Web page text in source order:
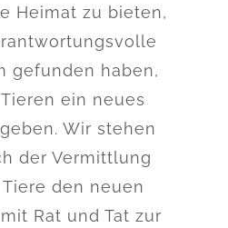
Heimat zu bieten,
gefunden haben,
ein neues
Wir stehen
der Vermittlung
den neuen
Rat und Tat zur